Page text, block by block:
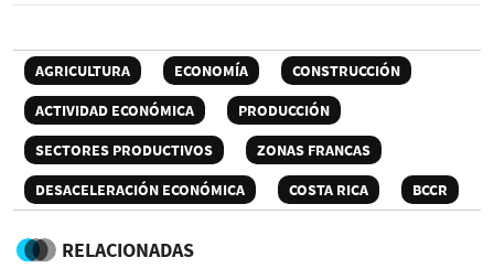
AGRICULTURA ECONOMÍA
CONSTRUCCIÓN
ACTIVIDAD ECONÓMICA
PRODUCCIÓN
SECTORES PRODUCTIVOS
ZONAS FRANCAS
DESACELERACIÓN ECONÓMICA
COSTA RICA BCCR
RELACIONADAS